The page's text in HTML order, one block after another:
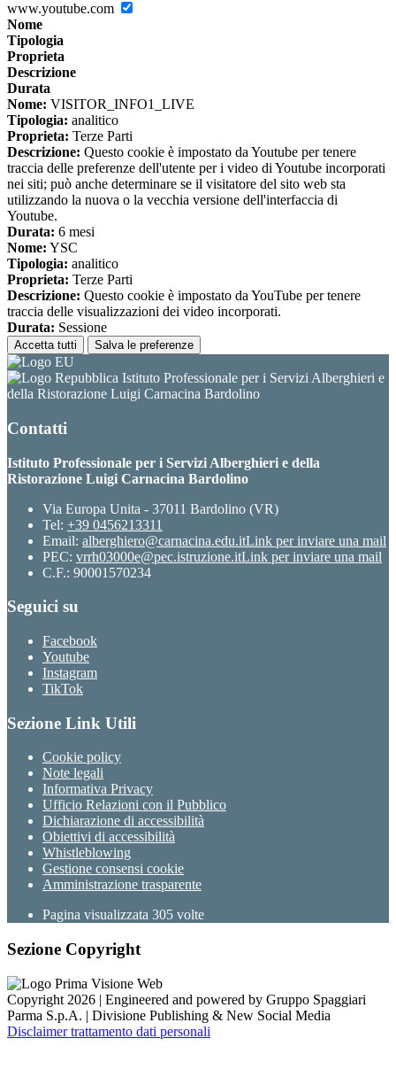
www.youtube.com
Nome
Tipologia
Proprieta
Descrizione
Durata
Nome: VISITOR_INFO1_LIVE
Tipologia: analitico
Proprieta: Terze Parti
Descrizione: Questo cookie è impostato da Youtube per tenere
traccia delle preferenze dell'utente per i video di Youtube incorporati
nei siti; può anche determinare se il visitatore del sito web sta
utilizzando la nuova o la vecchia versione dell'interfaccia di
Youtube.
Durata: 6 mesi
Nome: YSC
Tipologia: analitico
Proprieta: Terze Parti
Descrizione: Questo cookie è impostato da YouTube per tenere
traccia delle visualizzazioni dei video incorporati.
Durata: Sessione
Accetta tutti Salva le preferenze
Istituto Professionale per i Servizi Alberghieri e
della Ristorazione Luigi Carnacina Bardolino
Contatti
Istituto Professionale per i Servizi Alberghieri e della
Ristorazione Luigi Carnacina Bardolino
Via Europa Unita - 37011 Bardolino (VR)
Tel: +39 0456213311
Email: alberghiero@carnacina.edu.itLink per inviare una mail
PEC: vrrh03000e@pec.istruzione.itLink per inviare una mail
C.F.: 90001570234
Seguici su
Facebook
Youtube
Instagram
TikTok
Sezione Link Utili
Cookie policy
Note legali
Informativa Privacy
Ufficio Relazioni con il Pubblico
Dichiarazione di accessibilità
Obiettivi di accessibilità
Whistleblowing
Gestione consensi cookie
Amministrazione trasparente
Pagina visualizzata 305 volte
Sezione Copyright
Copyright 2026 | Engineered and powered by Gruppo Spaggiari
Parma S.p.A. | Divisione Publishing & New Social Media
Disclaimer trattamento dati personali